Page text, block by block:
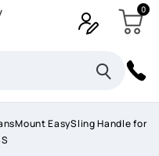
0
EasySling Handle for
×
λίστα επιθυμητών